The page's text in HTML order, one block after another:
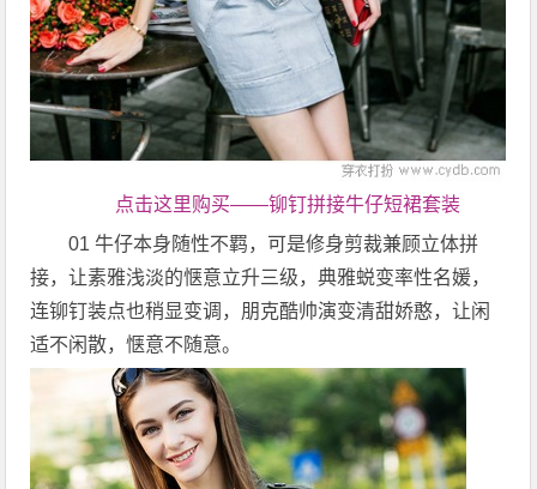
点击这里购买——铆钉拼接牛仔短裙套装
01 牛仔本身随性不羁，可是修身剪裁兼顾立体拼
接，让素雅浅淡的惬意立升三级，典雅蜕变率性名媛，
连铆钉装点也稍显变调，朋克酷帅演变清甜娇憨，让闲
适不闲散，惬意不随意。